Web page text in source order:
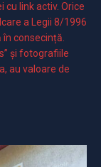
cu link activ. Orice
a Legii 8/1996
consecință.
și fotografiile
au valoare de